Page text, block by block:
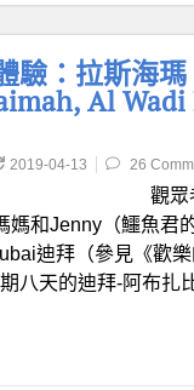
驗：拉斯海
Al
2019-04-13 26
觀眾
媽和Jenny（鱷魚君
迪拜（參見《歡
八天的迪拜-阿布扎